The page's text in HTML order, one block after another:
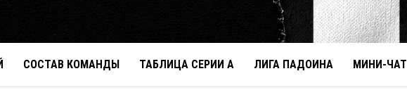
СОСТАВ КОМАНДЫ ТАБЛИЦА СЕРИИ А ЛИГА ПАДОИНА МИНИ-ЧАТ